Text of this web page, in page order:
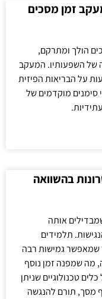
זמן מסכים
הולך ומתרקם,
של השפעותיו. המעקב
על הבריאות הפיזית
סימנים מוקדמים של
בהשוואה
אותה
תלמידים
שמאפשר גמישות רבה
מה שמפנה זמן נוסף
טכנולוגיים שניתן
מסך, תורם להנגשה